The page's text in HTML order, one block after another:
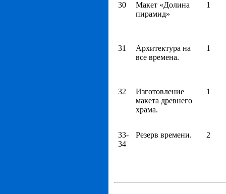
30
Макет «Долина
пирамид»
1
31
Архитектура на
все времена.
1
32
Изготовление
макета древнего
храма.
1
33-
34
Резерв времени. 2